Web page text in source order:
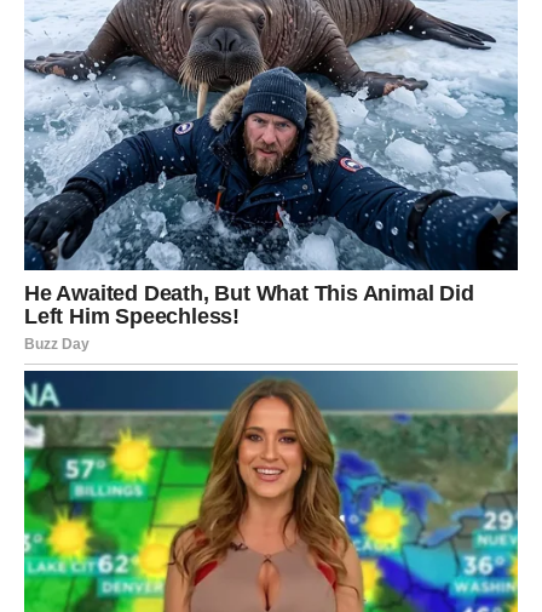
jaja: operite ih i osušite. Ako želite dekorativne uzorke, na
površinu jaja položite listić peršuna ili drugu biljku, a
zatim sve zajedno pažljivo umotajte u čarapu ili gazu i
pričvrstite koncem.
Zamotana jaja zatim dodatno obložite ljuskama luka i
još jednom čvrsto umotajte u čarapu. Ovo će pomoći
da boja prodre nepravilno i stvori zanimljive šare.
Jaja spustite u već obojenu vodu s lukovinom i kuvajte na
srednjoj temperaturi oko 15 minuta. Nakon kuhanja, jaja
pažljivo izvadite, stavite ih na rešetku ili kuhinjski papir da
se osuše, a zatim uklonite čarape i ljuske.
Kada se jaja potpuno osuše, umočite papirni ubrus u
malo ulja i nježno premažite svako jaje. Time ćete
postićiprirodan, sjajni završetaki dodatno istaći boje i
uzorke.